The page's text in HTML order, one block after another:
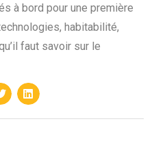
à bord pour une première
habitabilité,
faut savoir sur le